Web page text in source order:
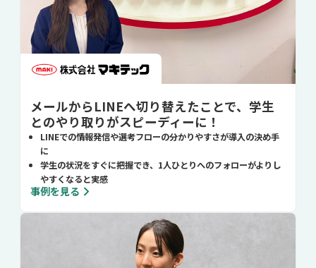
メールからLINEへ切り替えたことで、学生
とのやり取りがスピーディーに！
LINEでの情報発信や選考フローの分かりやすさが導入の決め手
に
学生の状況をすぐに把握でき、1人ひとりへのフォローがよりし
やすくなると実感
事例を見る